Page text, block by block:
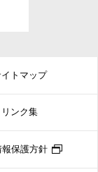
トマップ
リンク集
保護方針